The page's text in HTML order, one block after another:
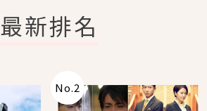
最新排名
No.2